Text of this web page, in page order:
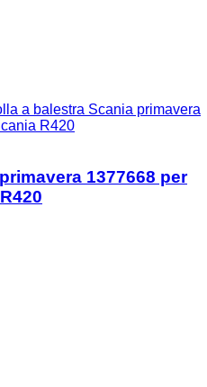
a balestra Scania primavera
R420
1377668 per